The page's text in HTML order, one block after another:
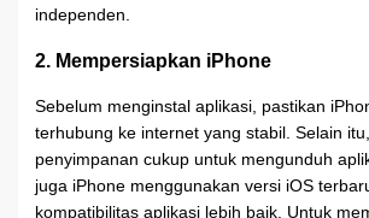
independen.
2. Mempersiapkan iPhone
Sebelum menginstal aplikasi, pastikan
terhubung ke internet yang stabil. Selain
penyimpanan cukup untuk mengunduh
juga iPhone menggunakan versi iOS
kompatibilitas aplikasi lebih baik. Untuk